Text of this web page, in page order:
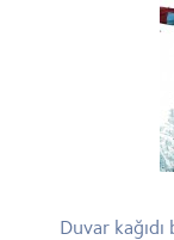
Duvar kağıdı